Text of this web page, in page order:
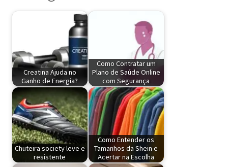
Creatina Ajuda no
Ganho de Energia?
Como Contratar um
Plano de Saúde Online
com Segurança
Chuteira society leve e
resistente
Como Entender os
Tamanhos da Shein e
Acertar na Escolha